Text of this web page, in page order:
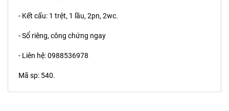
- Kết cấu: 1 trệt, 1 lầu, 2pn, 2wc.
- Sổ riêng, công chứng ngay
- Liên hệ: 0988536978
Mã sp: 540.